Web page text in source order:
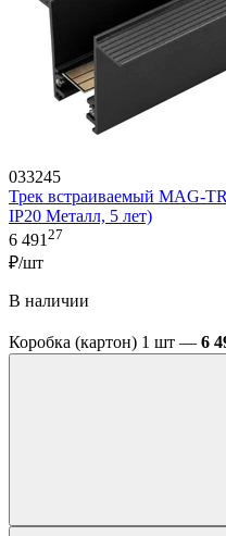
033245
Трек встраиваемый MAG-
IP20 Металл, 5 лет)
6 491 27
₽/шт
В наличии
Коробка (картон) 1 шт — 6